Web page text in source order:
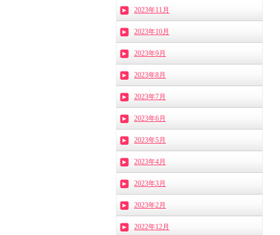
2023年11月
2023年10月
2023年9月
2023年8月
2023年7月
2023年6月
2023年5月
2023年4月
2023年3月
2023年2月
2022年12月